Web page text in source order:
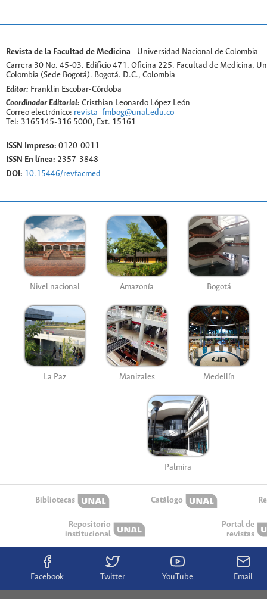
Revista de la Facultad de Medicina - Universidad Nacional de Colombia
Carrera 30 No. 45-03. Edificio 471. Oficina 225. Facultad de Medicina,
Colombia (Sede Bogotá). Bogotá. D.C., Colombia
Editor: Franklin Escobar-Córdoba
Coordinador Editorial: Cristhian Leonardo López León
Correo electrónico: revista_fmbog@unal.edu.co
Tel: 3165145-316 5000, Ext. 15161
ISSN Impreso: 0120-0011
ISSN En línea: 2357-3848
DOI: 10.15446/revfacmed
Nivel nacional Amazonía Bogotá
La Paz Manizales Medellín
Palmira
Bibliotecas Catálogo
Repositorio
institucional
Portal de
revistas
Facebook Twitter YouTube Email